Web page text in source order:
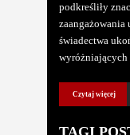
podkreśliły
zaangażowania
świadectwa
wyróżniających
Czytaj więcej